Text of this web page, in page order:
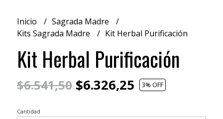
Inicio
Sagrada Madre
Kits Sagrada Madre
Kit Herbal Purificación
Kit Herbal Purificación
$6.541,50$6.326,25 3% OFF
Cantidad